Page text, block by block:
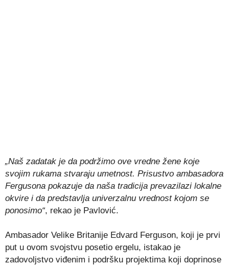
„Naš zadatak je da podržimo ove vredne žene koje
svojim rukama stvaraju umetnost. Prisustvo ambasadora
Fergusona pokazuje da naša tradicija prevazilazi lokalne
okvire i da predstavlja univerzalnu vrednost kojom se
ponosimo“, rekao je Pavlović.
Ambasador Velike Britanije Edvard Ferguson, koji je prvi
put u ovom svojstvu posetio ergelu, istakao je
zadovoljstvo viđenim i podršku projektima koji doprinose